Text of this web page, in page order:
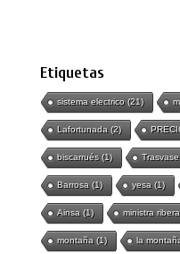
Etiquetas
sistema electrico(21)
Lafortunada(2)
biscarrués(1) Trasvase
Barrosa(1) yesa(1)
Ainsa(1) ministra ribera
montaña(1) la